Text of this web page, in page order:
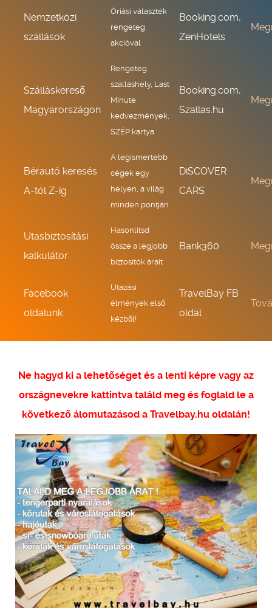
Nemzetközi
szállások
Óriási választék
rengeteg
akcióval
Booking.com,
ZenHotels
Szálláskereső
Magyarországon
Rengeteg
szálláshely, Last
Minute
kedvezmények,
SZÉP kártya
Booking.com,
Szallas.hu
Bérautó keresés
A-tól Z-ig
A legismertebb
cégek egy
helyen, a világ
minden pontján
DiSCOVER
CARS
Utasbiztosítási
kalkulátor
Hasonlítsd
össze a legjobb
biztosítók árait
Bank360
Facebook
oldalunk
Utazási
élmények első
kézből!
TravelBay FB
oldal
Ne hagyd ki a lehetőséget és a lenti képre vagy az
országnevekre kattintva találd meg és foglald le a
következő álomutazásod a Travelbay.hu oldalán!